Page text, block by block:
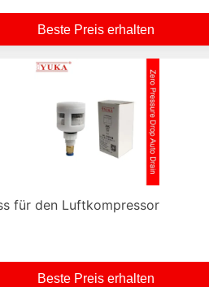
Beste Preis erhalten
für den Luftkompressor
Beste Preis erhalten